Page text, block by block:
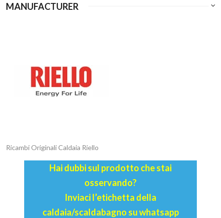
MANUFACTURER
Ricambi Originali Caldaia Riello
Hai dubbi sul prodotto che stai
osservando?
Inviaci l’etichetta della
caldaia/scaldabagno su whatsapp